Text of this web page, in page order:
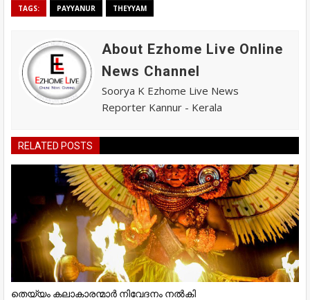
TAGS: PAYYANUR THEYYAM
About Ezhome Live Online
News Channel
Soorya K Ezhome Live News
Reporter Kannur - Kerala
RELATED POSTS
തെയ്യം കലാകാരന്മാർ നിവേദനം നൽകി